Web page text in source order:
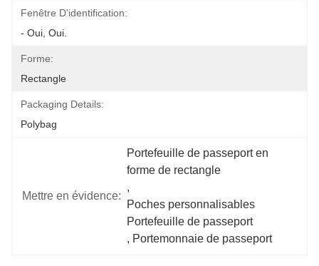
Fenêtre D'identification:
- Oui, Oui.
Forme:
Rectangle
Packaging Details:
Polybag
Mettre en évidence:
Portefeuille de passeport en
forme de rectangle
,
Poches personnalisables
Portefeuille de passeport
, Portemonnaie de passeport